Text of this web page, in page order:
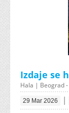
Izdaje se
Hala | Beograd -
29 Mar 2026 |